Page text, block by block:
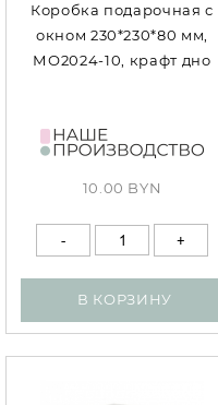
Коробка подарочная с
окном 230*230*80 мм,
МО2024-10, крафт дно
10.00 BYN
В КОРЗИНУ